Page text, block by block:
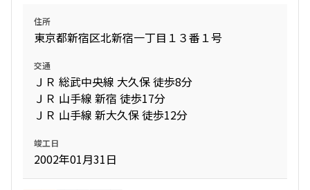
住所
東京都新宿区北新宿一丁目１３番１号
交通
ＪＲ 総武中央線 大久保 徒歩8分
ＪＲ 山手線 新宿 徒歩17分
ＪＲ 山手線 新大久保 徒歩12分
竣工日
2002年01月31日